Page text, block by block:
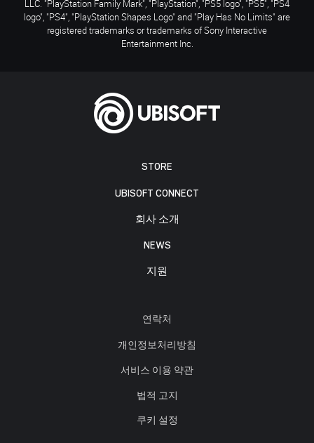
STORE
UBISOFT CONNECT
회사 소개
NEWS
지원
연락처
개인정보처리방침
서비스 이용 약관
법적 고지
쿠키 설정
LLC. "PlayStation Family Mark", "PlayStation", "PS5 logo", "PS5", "PS4
logo", "PS4", "PlayStation Shapes Logo" and "Play Has No Limits" are
registered trademarks or trademarks of Sony Interactive
Entertainment Inc.